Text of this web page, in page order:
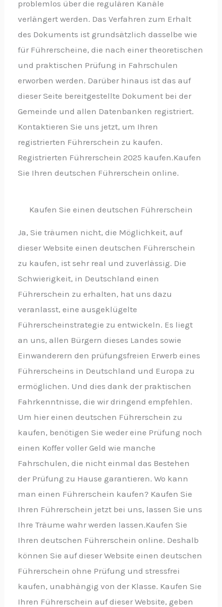
problemlos über die regulären Kanäle
verlängert werden. Das Verfahren zum Erhalt
des Dokuments ist grundsätzlich dasselbe wie
für Führerscheine, die nach einer theoretischen
und praktischen Prüfung in Fahrschulen
erworben werden. Darüber hinaus ist das auf
dieser Seite bereitgestellte Dokument bei der
Gemeinde und allen Datenbanken registriert.
Kontaktieren Sie uns jetzt, um Ihren
registrierten Führerschein zu kaufen.
Registrierten Führerschein 2025 kaufen.Kaufen
Sie Ihren deutschen Führerschein online.
Kaufen Sie einen deutschen Führerschein
Ja, Sie träumen nicht, die Möglichkeit, auf
dieser Website einen deutschen Führerschein
zu kaufen, ist sehr real und zuverlässig. Die
Schwierigkeit, in Deutschland einen
Führerschein zu erhalten, hat uns dazu
veranlasst, eine ausgeklügelte
Führerscheinstrategie zu entwickeln. Es liegt
an uns, allen Bürgern dieses Landes sowie
Einwanderern den prüfungsfreien Erwerb eines
Führerscheins in Deutschland und Europa zu
ermöglichen. Und dies dank der praktischen
Fahrkenntnisse, die wir dringend empfehlen.
Um hier einen deutschen Führerschein zu
kaufen, benötigen Sie weder eine Prüfung noch
einen Koffer voller Geld wie manche
Fahrschulen, die nicht einmal das Bestehen
der Prüfung zu Hause garantieren. Wo kann
man einen Führerschein kaufen? Kaufen Sie
Ihren Führerschein jetzt bei uns, lassen Sie uns
Ihre Träume wahr werden lassen.Kaufen Sie
Ihren deutschen Führerschein online. Deshalb
können Sie auf dieser Website einen deutschen
Führerschein ohne Prüfung und stressfrei
kaufen, unabhängig von der Klasse. Kaufen Sie
Ihren Führerschein auf dieser Website, geben